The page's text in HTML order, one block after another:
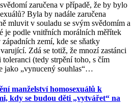
zaručena v případě, že by bylo
Byla by nadále zaručena
mluvit v souladu se svým svědomím a
je podle vnitřních morálních měřítek
zemí, kde se sňatky
Zdá se totiž, že mnozí zastánci
(tedy strpění toho, s čím
jako „vynucený souhlas“…
manželství homosexuálů k
kdy se budou děti „vytvářet“ na